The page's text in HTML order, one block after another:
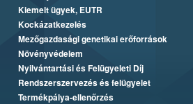
Kiemelt ügyek, EUTR
Kockázatkezelés
Mezőgazdasági genetikai erőforrások
Növényvédelem
Nyilvántartási és Felügyeleti Díj
Rendszerszervezés és felügyelet
Termékpálya-ellenőrzés